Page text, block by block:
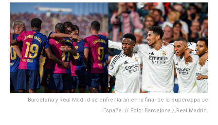
Barcelona y Real Madrid se enfrentarán en la final de la Supercopa de
España. // Foto: Barcelona / Real Madrid.